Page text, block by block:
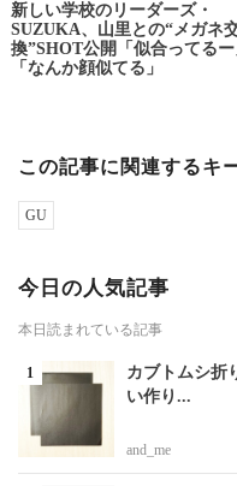
新しい学校のリーダーズ・
SUZUKA、山里との“メガネ
換”SHOT公開「似合ってるー
「なんか顔似てる」
この記事に関連するキ
GU
今日の人気記事
本日読まれている記事
カブトムシ折
い作り...
and_me